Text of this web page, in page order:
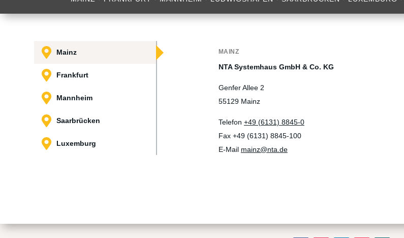
 Mainz
 Frankfurt
 Mannheim
 Saarbrücken
 Luxemburg
MAINZ
NTA Systemhaus GmbH & Co. KG
Genfer Allee 2
55129 Mainz
Telefon +49 (6131) 8845-0
Fax +49 (6131) 8845-100
E-Mail mainz@nta.de